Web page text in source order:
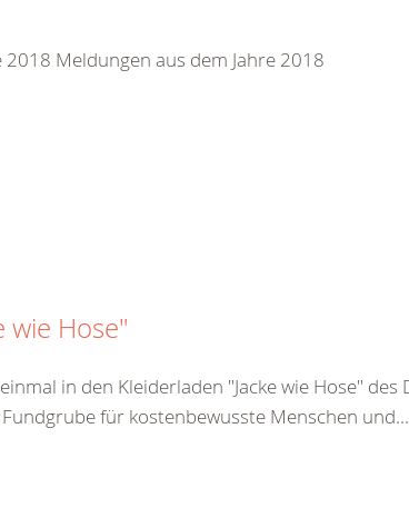
Meldungen aus dem Jahre 2018
wie Hose"
in den Kleiderladen "Jacke wie Hose" des
für kostenbewusste Menschen und...